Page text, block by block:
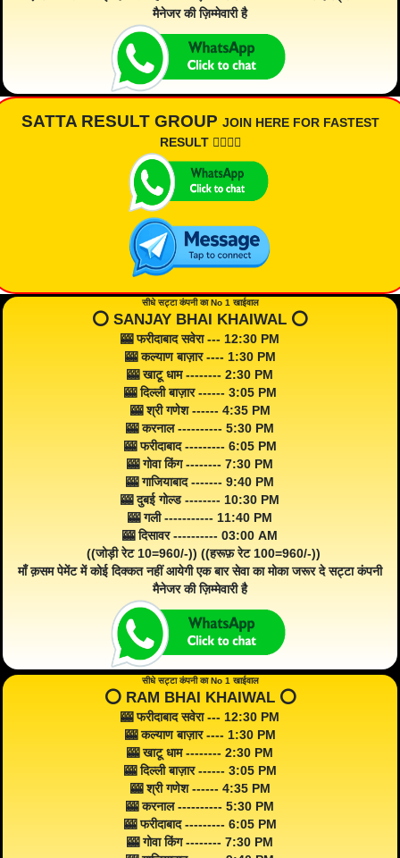
मैनेजर की ज़िम्मेवारी है
SATTA RESULT GROUP JOIN HERE FOR FASTEST
RESULT 👇🏾👇🏾
सीधे सट्टा कंपनी का No 1 खाईवाल
⭕️ SANJAY BHAI KHAIWAL ⭕️
🎰 फरीदाबाद सवेरा --- 12:30 PM
🎰 कल्याण बाज़ार ---- 1:30 PM
🎰 खाटू धाम -------- 2:30 PM
🎰 दिल्ली बाज़ार ------ 3:05 PM
🎰 श्री गणेश ------ 4:35 PM
🎰 करनाल ---------- 5:30 PM
🎰 फरीदाबाद --------- 6:05 PM
🎰 गोवा किंग -------- 7:30 PM
🎰 गाजियाबाद ------- 9:40 PM
🎰 दुबई गोल्ड -------- 10:30 PM
🎰 गली ----------- 11:40 PM
🎰 दिसावर ---------- 03:00 AM
((जोड़ी रेट 10=960/-)) ((हरूफ़ रेट 100=960/-))
माँ क़सम पेमेंट में कोई दिक्कत नहीं आयेगी एक बार सेवा का मोका जरूर दे सट्टा कंपनी
मैनेजर की ज़िम्मेवारी है
सीधे सट्टा कंपनी का No 1 खाईवाल
⭕️ RAM BHAI KHAIWAL ⭕️
🎰 फरीदाबाद सवेरा --- 12:30 PM
🎰 कल्याण बाज़ार ---- 1:30 PM
🎰 खाटू धाम -------- 2:30 PM
🎰 दिल्ली बाज़ार ------ 3:05 PM
🎰 श्री गणेश ------ 4:35 PM
🎰 करनाल ---------- 5:30 PM
🎰 फरीदाबाद --------- 6:05 PM
🎰 गोवा किंग -------- 7:30 PM